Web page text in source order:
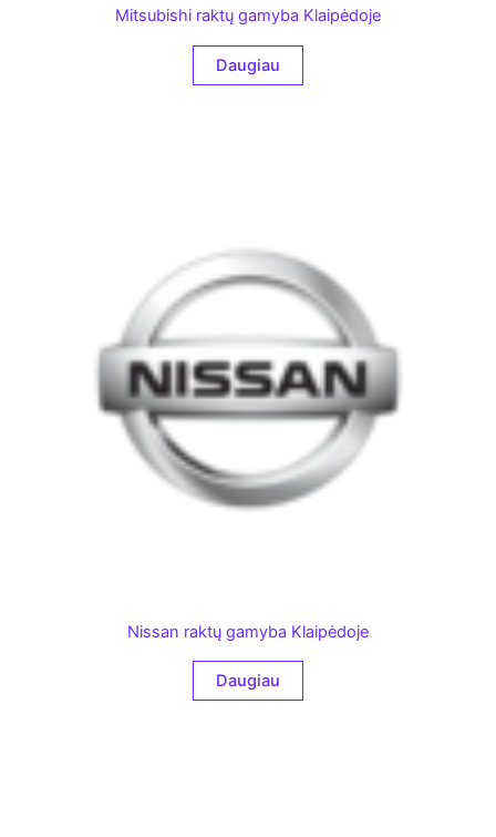
Mitsubishi raktų gamyba Klaipėdoje
Daugiau
Nissan raktų gamyba Klaipėdoje
Daugiau